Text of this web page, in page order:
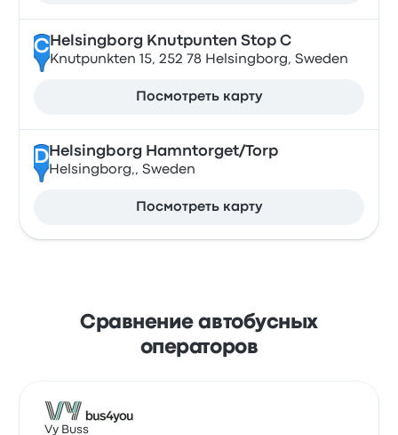
CHelsingborg Knutpunten Stop C
Knutpunkten 15, 252 78 Helsingborg, Sweden
Посмотреть карту
DHelsingborg Hamntorget/Torp
Helsingborg,, Sweden
Посмотреть карту
Сравнение автобусных
операторов
Vy Buss